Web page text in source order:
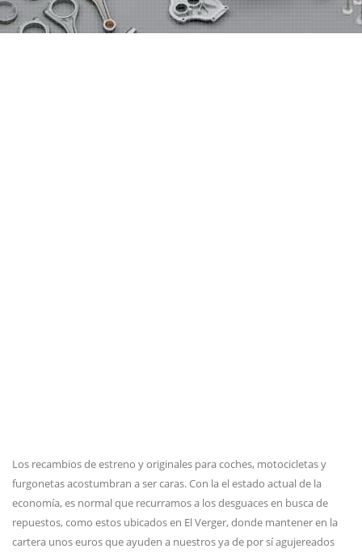
Los recambios de estreno y originales para coches, motocicletas y
furgonetas acostumbran a ser caras. Con la el estado actual de la
economía, es normal que recurramos a los desguaces en busca de
repuestos, como estos ubicados en El Verger, donde mantener en la
cartera unos euros que ayuden a nuestros ya de por sí agujereados